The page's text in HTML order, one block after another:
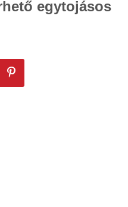
g
egytojásos